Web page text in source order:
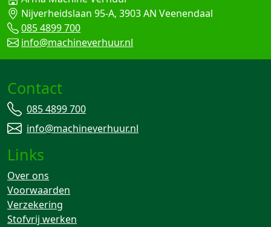
Nijverheidslaan 95-A, 3903 AN Veenendaal
085 4899 700
info@machineverhuur.nl
Contact
085 4899 700
info@machineverhuur.nl
Links
Over ons
Voorwaarden
Verzekering
Stofvrij werken